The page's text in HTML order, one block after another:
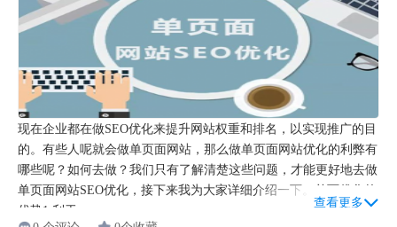
现在企业都在做SEO优化来提升网站权重和排名，以实现推广的目
的。有些人呢就会做单页面网站，那么做单页面网站优化的利弊有
哪些呢？如何去做？我们只有了解清楚这些问题，才能更好地去做
单页面网站SEO优化，接下来我为大家详细介绍一下。单页优化的
优势1.利于...
查看更多